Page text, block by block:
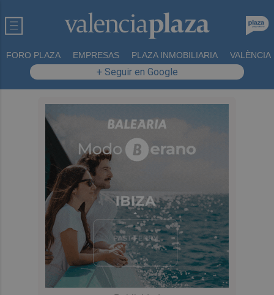
FORO PLAZA EMPRESAS PLAZA INMOBILIARIA VALÈNCIA
+ Seguir en Google